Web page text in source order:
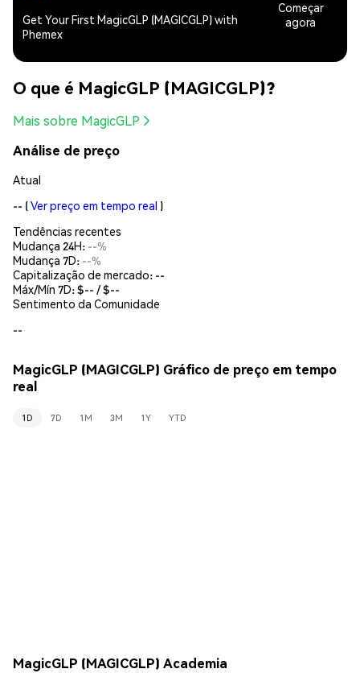
Get Your First MagicGLP (MAGICGLP) with
Phemex
Começar
agora
O que é MagicGLP (MAGICGLP)?
Mais sobre MagicGLP
Análise de preço
Atual
-- (Ver preço em tempo real )
Tendências recentes
Mudança 24H: --%
Mudança 7D: --%
Capitalização de mercado: --
Máx/Mín 7D: $-- / $--
Sentimento da Comunidade
--
MagicGLP (MAGICGLP) Gráfico de preço em tempo
real
1D 7D 1M 3M 1Y YTD
MagicGLP (MAGICGLP) Academia